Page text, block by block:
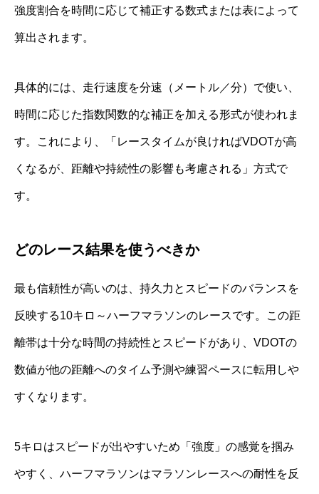
強度割合を時間に応じて補正する数式または表によって
算出されます。
具体的には、走行速度を分速（メートル／分）で使い、
時間に応じた指数関数的な補正を加える形式が使われま
す。これにより、「レースタイムが良ければVDOTが高
くなるが、距離や持続性の影響も考慮される」方式で
す。
どのレース結果を使うべきか
最も信頼性が高いのは、持久力とスピードのバランスを
反映する10キロ～ハーフマラソンのレースです。この距
離帯は十分な時間の持続性とスピードがあり、VDOTの
数値が他の距離へのタイム予測や練習ペースに転用しや
すくなります。
5キロはスピードが出やすいため「強度」の感覚を掴み
やすく、ハーフマラソンはマラソンレースへの耐性を反